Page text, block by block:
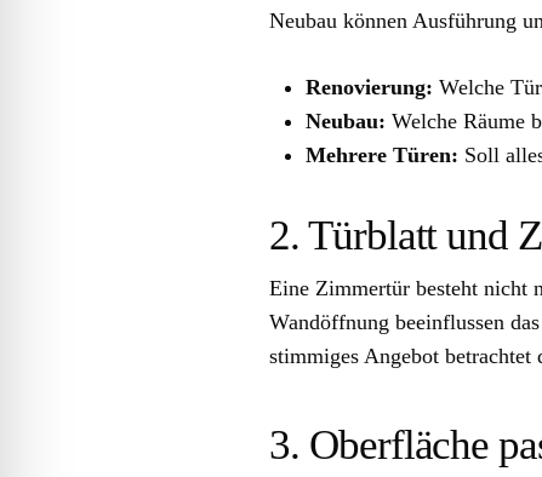
Neubau können Ausführung
Renovierung: Welche
Neubau: Welche Räume
Mehrere Türen: Soll
2. Türblatt und
Eine Zimmertür besteht nicht
Wandöffnung beeinflussen
stimmiges Angebot betrachtet
3. Oberfläche